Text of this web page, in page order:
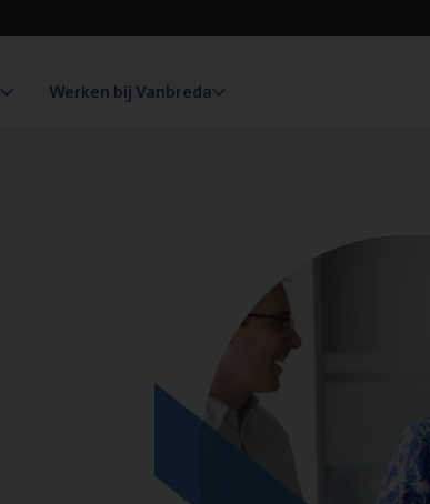
Werken bij Vanbreda